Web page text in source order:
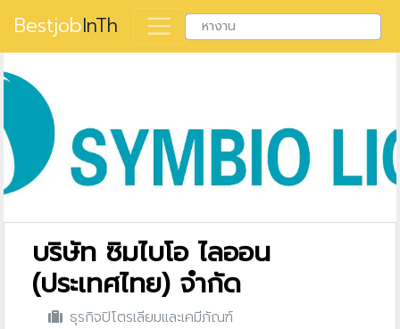
BestjobInTh
บริษัท ซิมไบโอ ไลออน
(ประเทศไทย) จำกัด
ธุรกิจปิโตรเลียมและเคมีภัณฑ์